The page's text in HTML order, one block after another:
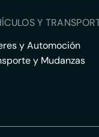
Y
y Automoción
y Mudanzas